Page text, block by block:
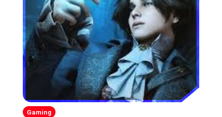
Gaming